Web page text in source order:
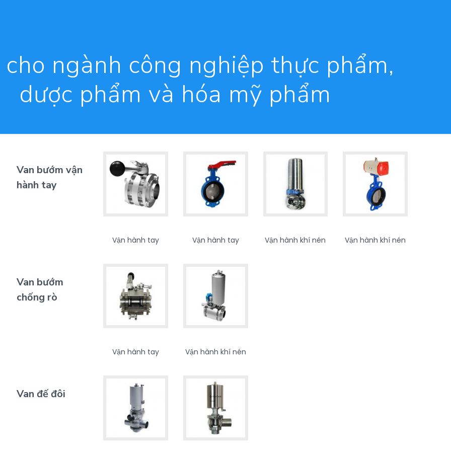
cho ngành công nghiệp thực phẩm,
dược phẩm và hóa mỹ phẩm
Van bướm vận
hành tay
Vận hành tay Vận hành tay Vận hành khí nén Vận hành khí nén
Van bướm
chống rò
Vận hành tay Vận hành khí nén
Van đế đôi